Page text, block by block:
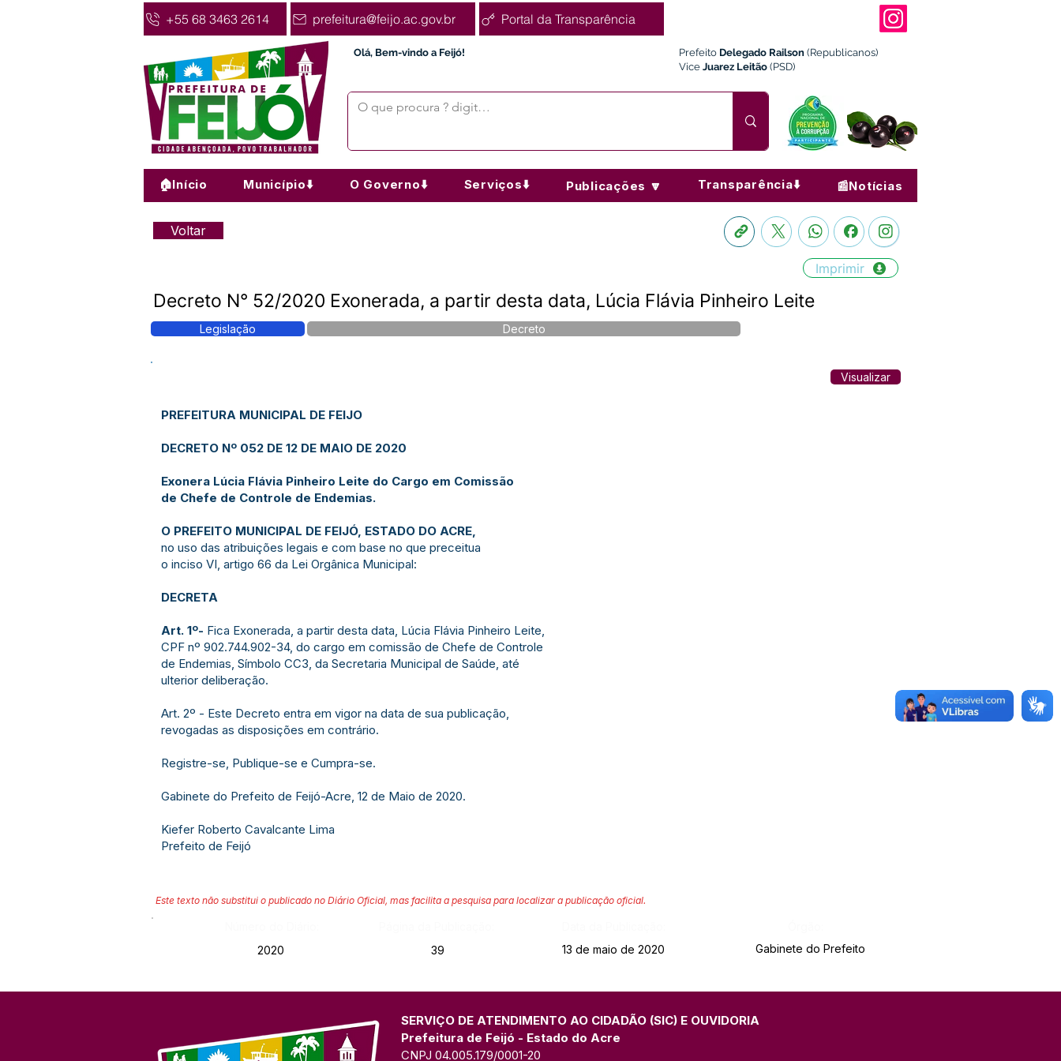
+55 68 3463 2614 prefeitura@feijo.ac.gov.br Portal da Transparência
Olá, Bem-vindo a Feijó! Prefeito Delegado Railson (Republicanos)
Vice Juarez Leitão (PSD)
🏠Início Município⬇️ O Governo⬇️ Serviços⬇️ Publicações 🔽 Transparência⬇️ 📰Notícias
Voltar
Imprimir
Decreto N° 52/2020 Exonerada, a partir desta data, Lúcia Flávia Pinheiro Leite
Legislação Decreto
Visualizar
PREFEITURA MUNICIPAL DE FEIJO
DECRETO Nº 052 DE 12 DE MAIO DE 2020
Exonera Lúcia Flávia Pinheiro Leite do Cargo em Comissão
de Chefe de Controle de Endemias.
O PREFEITO MUNICIPAL DE FEIJÓ, ESTADO DO ACRE,
no uso das atribuições legais e com base no que preceitua
o inciso VI, artigo 66 da Lei Orgânica Municipal:
DECRETA
Art. 1º- Fica Exonerada, a partir desta data, Lúcia Flávia Pinheiro Leite,
CPF nº 902.744.902-34, do cargo em comissão de Chefe de Controle
de Endemias, Símbolo CC3, da Secretaria Municipal de Saúde, até
ulterior deliberação.
Art. 2º - Este Decreto entra em vigor na data de sua publicação,
revogadas as disposições em contrário.
Registre-se, Publique-se e Cumpra-se.
Gabinete do Prefeito de Feijó-Acre, 12 de Maio de 2020.
Kiefer Roberto Cavalcante Lima
Prefeito de Feijó
Este texto não substitui o publicado no Diário Oficial, mas facilita a pesquisa para localizar a publicação oficial.
2020
39 13 de maio de 2020 Gabinete do Prefeito
SERVIÇO DE ATENDIMENTO AO CIDADÃO (SIC) E OUVIDORIA
Prefeitura de Feijó - Estado do Acre
CNPJ 04.005.179/0001-20